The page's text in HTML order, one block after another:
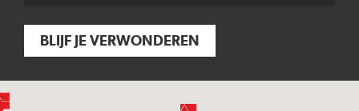
BLIJF JE VERWONDEREN